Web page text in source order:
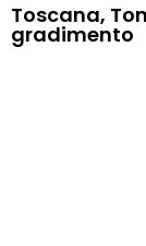
Toscana,
gradimento